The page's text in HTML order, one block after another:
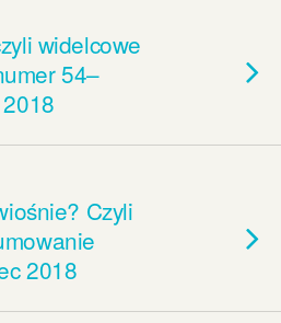
widelcowe
54–
Czyli
2018